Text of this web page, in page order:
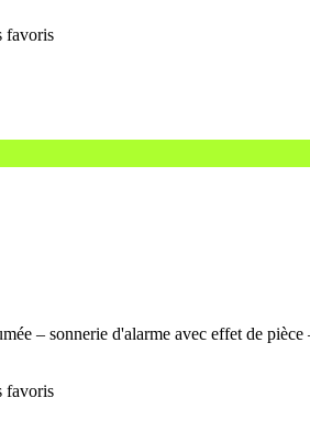
– sonnerie d'alarme avec effet de